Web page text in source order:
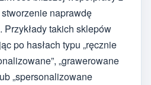
naprawdę
takich sklepów
po hasłach typu „ręcznie
„grawerowane
„spersonalizowane